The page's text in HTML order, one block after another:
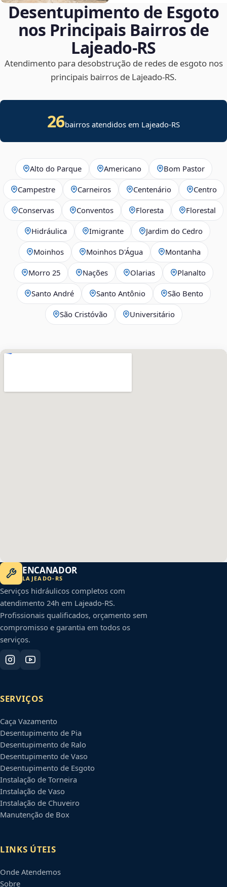
Desentupimento de Esgoto
nos Principais Bairros de
Lajeado‑RS
Atendimento para desobstrução de redes de esgoto nos
principais bairros de Lajeado‑RS.
26bairros atendidos em Lajeado-RS
Alto do Parque Americano Bom Pastor
Campestre Carneiros Centenário Centro
Conservas Conventos Floresta Florestal
Hidráulica Imigrante Jardim do Cedro
Moinhos Moinhos D'Água Montanha
Morro 25 Nações Olarias Planalto
Santo André Santo Antônio São Bento
São Cristóvão Universitário
ENCANADOR
LAJEADO- RS
Serviços hidráulicos completos com
atendimento 24h em Lajeado-RS.
Profissionais qualificados, orçamento sem
compromisso e garantia em todos os
serviços.
SERVIÇOS
Caça Vazamento
Desentupimento de Pia
Desentupimento de Ralo
Desentupimento de Vaso
Desentupimento de Esgoto
Instalação de Torneira
Instalação de Vaso
Instalação de Chuveiro
Manutenção de Box
LINKS ÚTEIS
Onde Atendemos
Sobre